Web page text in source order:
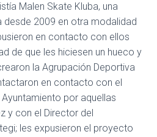
I
Malen Skate Kluba, una
2009 en otra modalidad
en contacto con ellos
de que les hiciesen un hueco y
la Agrupación Deportiva
en contacto con el
por aquellas
y con el Director del
les expusieron el proyecto